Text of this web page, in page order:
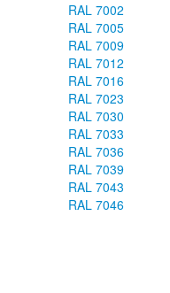
RAL 7002
RAL 7005
RAL 7009
RAL 7012
RAL 7016
RAL 7023
RAL 7030
RAL 7033
RAL 7036
RAL 7039
RAL 7043
RAL 7046